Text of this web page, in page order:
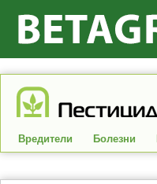
Вредители Болезни